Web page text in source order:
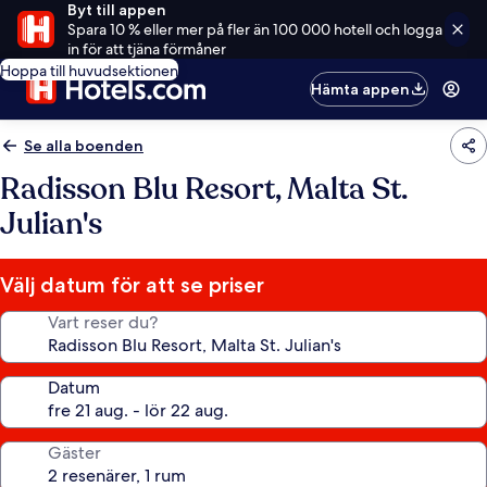
Byt till appen
Spara 10 % eller mer på fler än 100 000 hotell och logga
in för att tjäna förmåner
Hoppa till huvudsektionen
Hämta appen
Se alla boenden
Radisson Blu Resort, Malta St.
Julian's
Välj datum för att se priser
Vart reser du?
Datum
Gäster